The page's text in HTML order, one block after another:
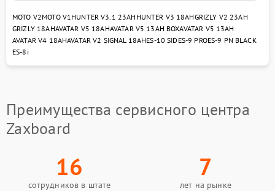
MOTO V2MOTO V1 HUNTER V3.1 23AH HUNTER V3 18AHGRIZLY V2 23AH
GRIZLY 18AHAVATAR V5 18AHAVATAR V5 13AH BOXAVATAR V5 13AH
AVATAR V4 18AHAVATAR V2 SIGNAL 18AHES-10 SIDES-9 PROES-9 PN BLACK
ES-8i
Преимущества сервисного центра
Zaxboard
16
сотрудников в штате
7
лет на рынке